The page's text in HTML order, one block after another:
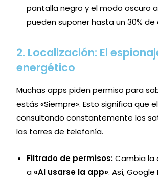
pantalla negro y el modo oscuro
pueden suponer hasta un 30%
2. Localización: El
energético
Muchas apps piden permiso para
estás «Siempre». Esto significa que
consultando constantemente los
las torres de telefonía.
Filtrado de permisos:Cambia la
a«Al usarse la app». Así, Google